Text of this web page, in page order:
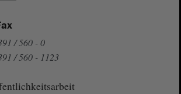
/ 560 - 0
/ 560 - 1123